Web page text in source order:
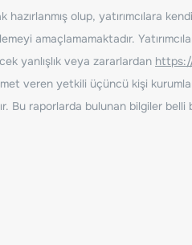
olup, yatırımcılara
amaçlamamaktadır.
yanlışlık veya zararlardan
veren yetkili üçüncü kişi
Bu raporlarda bulunan bilgiler